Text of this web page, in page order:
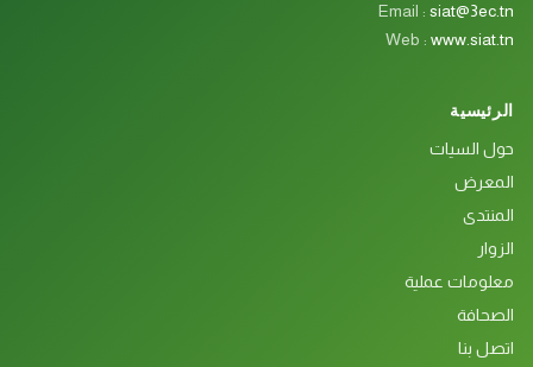
Email : siat@3ec.tn
Web : www.siat.tn
الرئيسية
حول السيات
المعرض
المنتدى
الزوار
معلومات عملية
الصحافة
اتصل بنا